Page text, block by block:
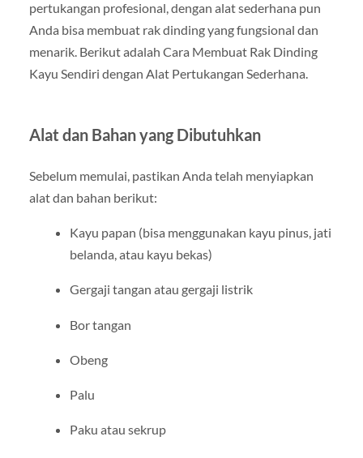
pertukangan profesional, dengan alat sederhana pun
Anda bisa membuat rak dinding yang fungsional dan
menarik. Berikut adalah Cara Membuat Rak Dinding
Kayu Sendiri dengan Alat Pertukangan Sederhana.
Alat dan Bahan yang Dibutuhkan
Sebelum memulai, pastikan Anda telah menyiapkan
alat dan bahan berikut:
Kayu papan (bisa menggunakan kayu pinus, jati
belanda, atau kayu bekas)
Gergaji tangan atau gergaji listrik
Bor tangan
Obeng
Palu
Paku atau sekrup